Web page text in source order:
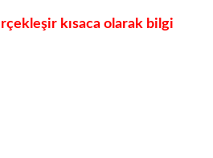
kısaca olarak bilgi